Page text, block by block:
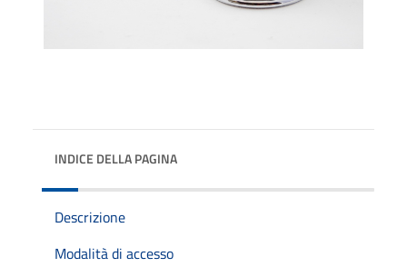
INDICE DELLA PAGINA
Descrizione
Modalità di accesso